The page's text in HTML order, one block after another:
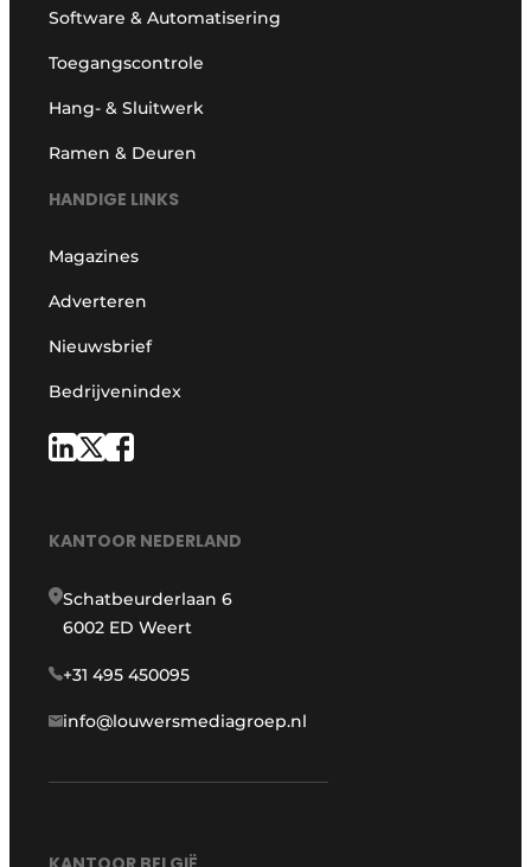
Software & Automatisering
Toegangscontrole
Hang- & Sluitwerk
Ramen & Deuren
HANDIGE LINKS
Magazines
Adverteren
Nieuwsbrief
Bedrijvenindex
KANTOOR NEDERLAND
Schatbeurderlaan 6
6002 ED Weert
+31 495 450095
info@louwersmediagroep.nl